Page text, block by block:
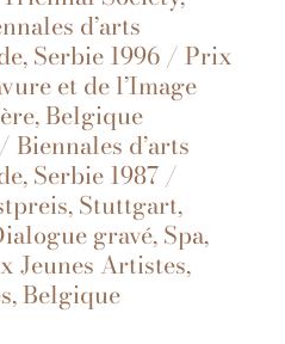
d’arts
Serbie 1996 / Prix
et de l’Image
Belgique
Biennales d’arts
Serbie 1987 /
Stuttgart,
gravé, Spa,
Jeunes Artistes,
Belgique